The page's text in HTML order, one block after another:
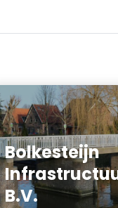
Bolkesteijn
B.V.